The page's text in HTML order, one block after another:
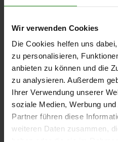
Wir verwenden Cookies
Die Cookies helfen uns
zu personalisieren,
anbieten zu können und die
zu analysieren. Außerdem
Ihrer Verwendung unserer
soziale Medien, Werbung
Partner führen diese
weiteren Daten zusammen,
FEDERKRAFT ANFANG F1 CA. N=6
Bestellnummer:03090-01206
13,82 €
zzgl. Versandkosten
03090 A